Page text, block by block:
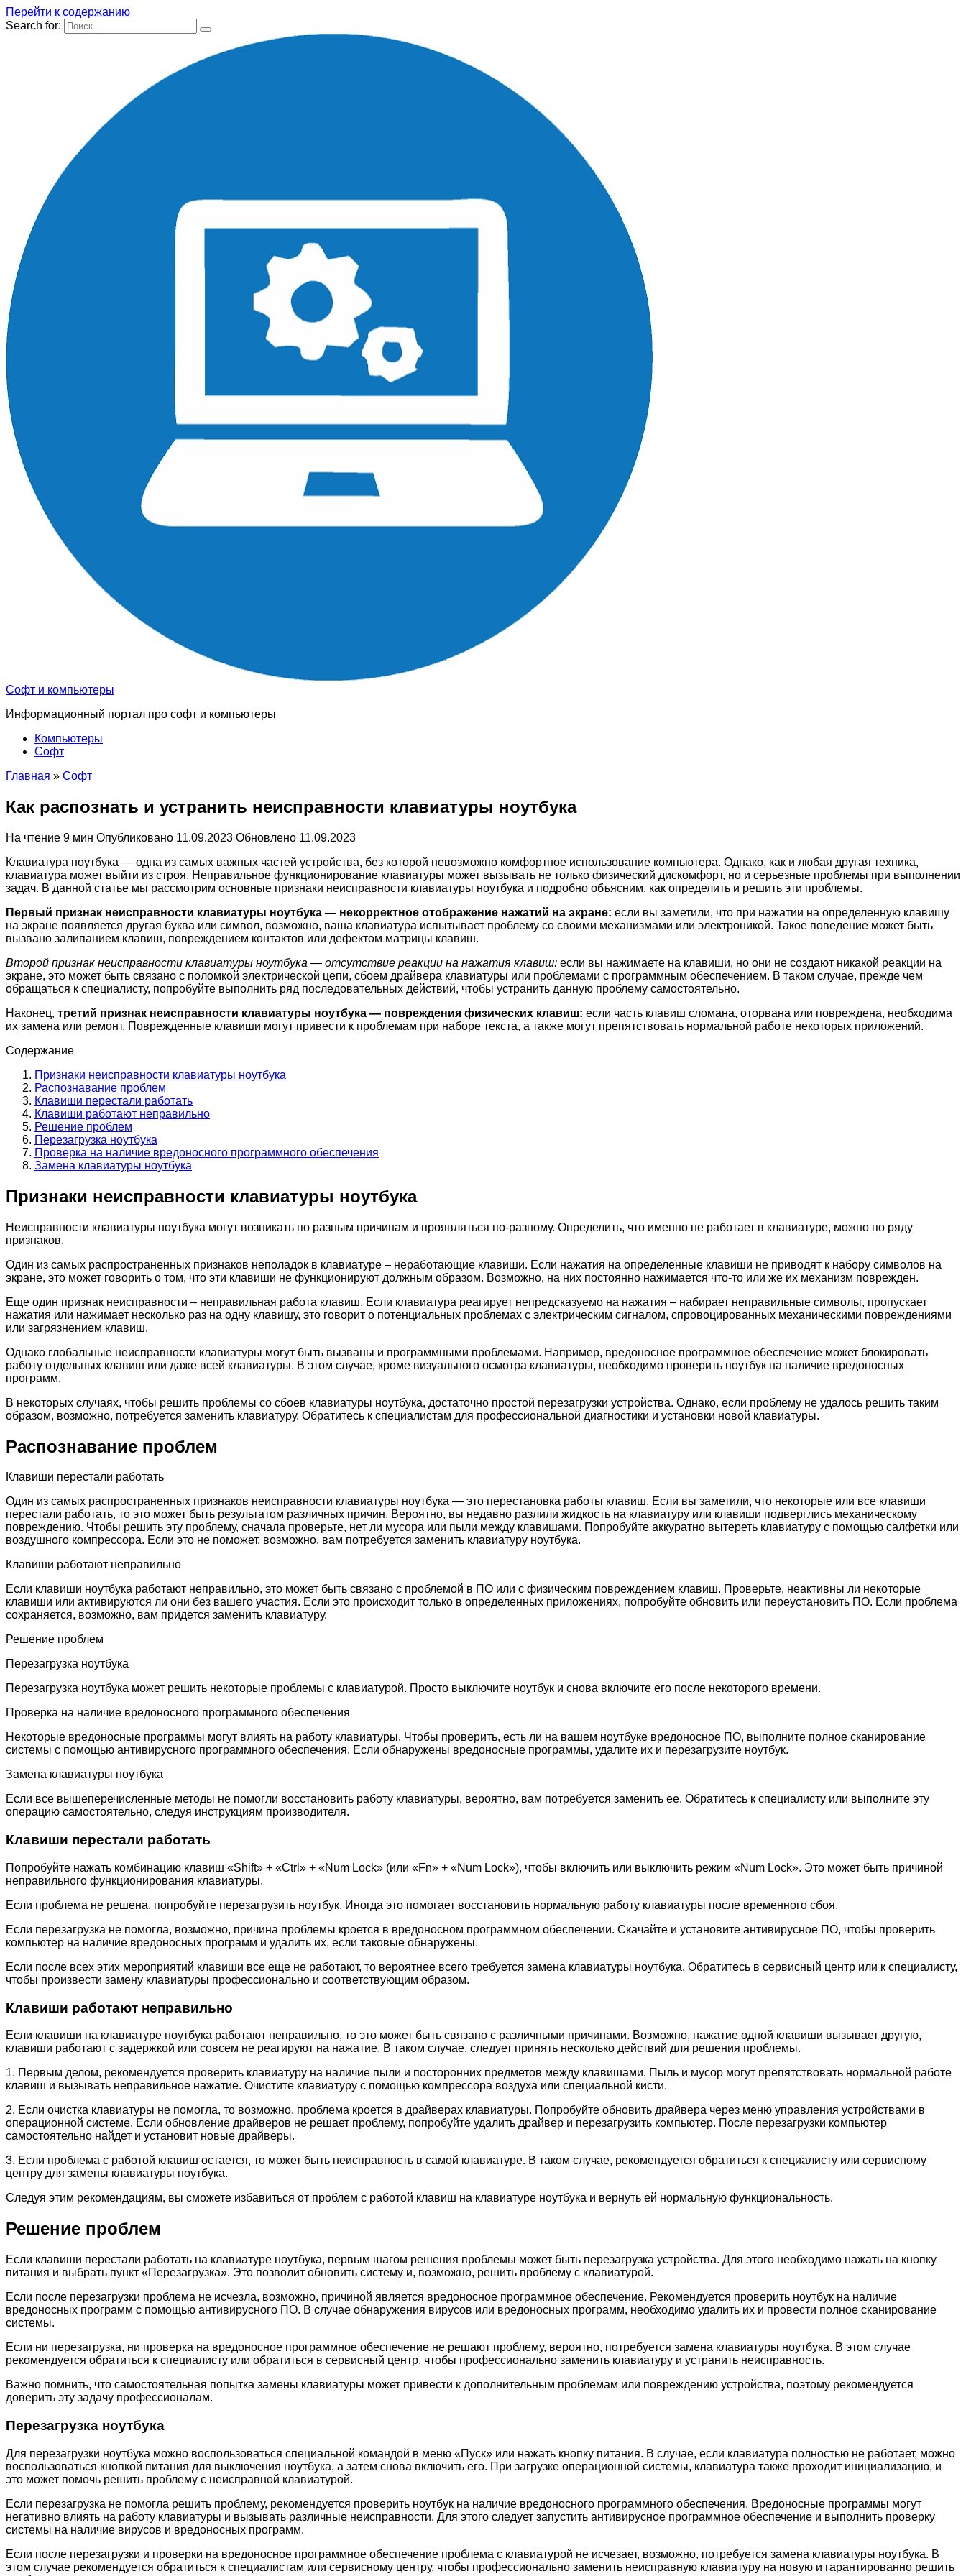
Перейти к содержанию
Search for:
Софт и компьютеры
Информационный портал про софт и компьютеры
Компьютеры
Софт
Главная » Софт
Как распознать и устранить неисправности клавиатуры ноутбука
На чтение 9 мин Опубликовано 11.09.2023 Обновлено 11.09.2023
Клавиатура ноутбука — одна из самых важных частей устройства, без которой невозможно комфортное использование компьютера. Однако, как и любая другая техника,
клавиатура может выйти из строя. Неправильное функционирование клавиатуры может вызывать не только физический дискомфорт, но и серьезные проблемы при выполнении
задач. В данной статье мы рассмотрим основные признаки неисправности клавиатуры ноутбука и подробно объясним, как определить и решить эти проблемы.
Первый признак неисправности клавиатуры ноутбука — некорректное отображение нажатий на экране: если вы заметили, что при нажатии на определенную клавишу
на экране появляется другая буква или символ, возможно, ваша клавиатура испытывает проблему со своими механизмами или электроникой. Такое поведение может быть
вызвано залипанием клавиш, повреждением контактов или дефектом матрицы клавиш.
Второй признак неисправности клавиатуры ноутбука — отсутствие реакции на нажатия клавиш: если вы нажимаете на клавиши, но они не создают никакой реакции на
экране, это может быть связано с поломкой электрической цепи, сбоем драйвера клавиатуры или проблемами с программным обеспечением. В таком случае, прежде чем
обращаться к специалисту, попробуйте выполнить ряд последовательных действий, чтобы устранить данную проблему самостоятельно.
Наконец, третий признак неисправности клавиатуры ноутбука — повреждения физических клавиш: если часть клавиш сломана, оторвана или повреждена, необходима
их замена или ремонт. Поврежденные клавиши могут привести к проблемам при наборе текста, а также могут препятствовать нормальной работе некоторых приложений.
Содержание
Признаки неисправности клавиатуры ноутбука
Распознавание проблем
Клавиши перестали работать
Клавиши работают неправильно
Решение проблем
Перезагрузка ноутбука
Проверка на наличие вредоносного программного обеспечения
Замена клавиатуры ноутбука
Признаки неисправности клавиатуры ноутбука
Неисправности клавиатуры ноутбука могут возникать по разным причинам и проявляться по-разному. Определить, что именно не работает в клавиатуре, можно по ряду
признаков.
Один из самых распространенных признаков неполадок в клавиатуре – неработающие клавиши. Если нажатия на определенные клавиши не приводят к набору символов на
экране, это может говорить о том, что эти клавиши не функционируют должным образом. Возможно, на них постоянно нажимается что-то или же их механизм поврежден.
Еще один признак неисправности – неправильная работа клавиш. Если клавиатура реагирует непредсказуемо на нажатия – набирает неправильные символы, пропускает
нажатия или нажимает несколько раз на одну клавишу, это говорит о потенциальных проблемах с электрическим сигналом, спровоцированных механическими повреждениями
или загрязнением клавиш.
Однако глобальные неисправности клавиатуры могут быть вызваны и программными проблемами. Например, вредоносное программное обеспечение может блокировать
работу отдельных клавиш или даже всей клавиатуры. В этом случае, кроме визуального осмотра клавиатуры, необходимо проверить ноутбук на наличие вредоносных
программ.
В некоторых случаях, чтобы решить проблемы со сбоев клавиатуры ноутбука, достаточно простой перезагрузки устройства. Однако, если проблему не удалось решить таким
образом, возможно, потребуется заменить клавиатуру. Обратитесь к специалистам для профессиональной диагностики и установки новой клавиатуры.
Распознавание проблем
Клавиши перестали работать
Один из самых распространенных признаков неисправности клавиатуры ноутбука — это перестановка работы клавиш. Если вы заметили, что некоторые или все клавиши
перестали работать, то это может быть результатом различных причин. Вероятно, вы недавно разлили жидкость на клавиатуру или клавиши подверглись механическому
повреждению. Чтобы решить эту проблему, сначала проверьте, нет ли мусора или пыли между клавишами. Попробуйте аккуратно вытереть клавиатуру с помощью салфетки или
воздушного компрессора. Если это не поможет, возможно, вам потребуется заменить клавиатуру ноутбука.
Клавиши работают неправильно
Если клавиши ноутбука работают неправильно, это может быть связано с проблемой в ПО или с физическим повреждением клавиш. Проверьте, неактивны ли некоторые
клавиши или активируются ли они без вашего участия. Если это происходит только в определенных приложениях, попробуйте обновить или переустановить ПО. Если проблема
сохраняется, возможно, вам придется заменить клавиатуру.
Решение проблем
Перезагрузка ноутбука
Перезагрузка ноутбука может решить некоторые проблемы с клавиатурой. Просто выключите ноутбук и снова включите его после некоторого времени.
Проверка на наличие вредоносного программного обеспечения
Некоторые вредоносные программы могут влиять на работу клавиатуры. Чтобы проверить, есть ли на вашем ноутбуке вредоносное ПО, выполните полное сканирование
системы с помощью антивирусного программного обеспечения. Если обнаружены вредоносные программы, удалите их и перезагрузите ноутбук.
Замена клавиатуры ноутбука
Если все вышеперечисленные методы не помогли восстановить работу клавиатуры, вероятно, вам потребуется заменить ее. Обратитесь к специалисту или выполните эту
операцию самостоятельно, следуя инструкциям производителя.
Клавиши перестали работать
Попробуйте нажать комбинацию клавиш «Shift» + «Ctrl» + «Num Lock» (или «Fn» + «Num Lock»), чтобы включить или выключить режим «Num Lock». Это может быть причиной
неправильного функционирования клавиатуры.
Если проблема не решена, попробуйте перезагрузить ноутбук. Иногда это помогает восстановить нормальную работу клавиатуры после временного сбоя.
Если перезагрузка не помогла, возможно, причина проблемы кроется в вредоносном программном обеспечении. Скачайте и установите антивирусное ПО, чтобы проверить
компьютер на наличие вредоносных программ и удалить их, если таковые обнаружены.
Если после всех этих мероприятий клавиши все еще не работают, то вероятнее всего требуется замена клавиатуры ноутбука. Обратитесь в сервисный центр или к специалисту,
чтобы произвести замену клавиатуры профессионально и соответствующим образом.
Клавиши работают неправильно
Если клавиши на клавиатуре ноутбука работают неправильно, то это может быть связано с различными причинами. Возможно, нажатие одной клавиши вызывает другую,
клавиши работают с задержкой или совсем не реагируют на нажатие. В таком случае, следует принять несколько действий для решения проблемы.
1. Первым делом, рекомендуется проверить клавиатуру на наличие пыли и посторонних предметов между клавишами. Пыль и мусор могут препятствовать нормальной работе
клавиш и вызывать неправильное нажатие. Очистите клавиатуру с помощью компрессора воздуха или специальной кисти.
2. Если очистка клавиатуры не помогла, то возможно, проблема кроется в драйверах клавиатуры. Попробуйте обновить драйвера через меню управления устройствами в
операционной системе. Если обновление драйверов не решает проблему, попробуйте удалить драйвер и перезагрузить компьютер. После перезагрузки компьютер
самостоятельно найдет и установит новые драйверы.
3. Если проблема с работой клавиш остается, то может быть неисправность в самой клавиатуре. В таком случае, рекомендуется обратиться к специалисту или сервисному
центру для замены клавиатуры ноутбука.
Следуя этим рекомендациям, вы сможете избавиться от проблем с работой клавиш на клавиатуре ноутбука и вернуть ей нормальную функциональность.
Решение проблем
Если клавиши перестали работать на клавиатуре ноутбука, первым шагом решения проблемы может быть перезагрузка устройства. Для этого необходимо нажать на кнопку
питания и выбрать пункт «Перезагрузка». Это позволит обновить систему и, возможно, решить проблему с клавиатурой.
Если после перезагрузки проблема не исчезла, возможно, причиной является вредоносное программное обеспечение. Рекомендуется проверить ноутбук на наличие
вредоносных программ с помощью антивирусного ПО. В случае обнаружения вирусов или вредоносных программ, необходимо удалить их и провести полное сканирование
системы.
Если ни перезагрузка, ни проверка на вредоносное программное обеспечение не решают проблему, вероятно, потребуется замена клавиатуры ноутбука. В этом случае
рекомендуется обратиться к специалисту или обратиться в сервисный центр, чтобы профессионально заменить клавиатуру и устранить неисправность.
Важно помнить, что самостоятельная попытка замены клавиатуры может привести к дополнительным проблемам или повреждению устройства, поэтому рекомендуется
доверить эту задачу профессионалам.
Перезагрузка ноутбука
Для перезагрузки ноутбука можно воспользоваться специальной командой в меню «Пуск» или нажать кнопку питания. В случае, если клавиатура полностью не работает, можно
воспользоваться кнопкой питания для выключения ноутбука, а затем снова включить его. При загрузке операционной системы, клавиатура также проходит инициализацию, и
это может помочь решить проблему с неисправной клавиатурой.
Если перезагрузка не помогла решить проблему, рекомендуется проверить ноутбук на наличие вредоносного программного обеспечения. Вредоносные программы могут
негативно влиять на работу клавиатуры и вызывать различные неисправности. Для этого следует запустить антивирусное программное обеспечение и выполнить проверку
системы на наличие вирусов и вредоносных программ.
Если после перезагрузки и проверки на вредоносное программное обеспечение проблема с клавиатурой не исчезает, возможно, потребуется замена клавиатуры ноутбука. В
этом случае рекомендуется обратиться к специалистам или сервисному центру, чтобы профессионально заменить неисправную клавиатуру на новую и гарантированно решить